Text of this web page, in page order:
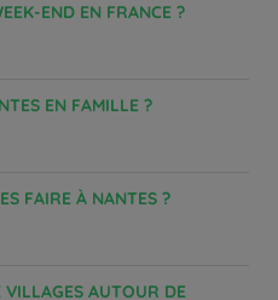
END EN FRANCE ?
EN FAMILLE ?
FAIRE À NANTES ?